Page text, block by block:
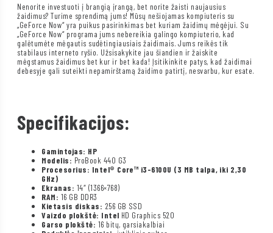
Nenorite investuoti į brangią įrangą, bet norite žaisti naujausius
žaidimus? Turime sprendimą jums! Mūsų nešiojamas kompiuteris su
„GeForce Now“ yra puikus pasirinkimas bet kuriam žaidimų mėgėjui. Su
„GeForce Now“ programa jums nebereikia galingo kompiuterio, kad
galėtumėte mėgautis sudėtingiausiais žaidimais. Jums reikės tik
stabilaus interneto ryšio. Užsisakykite jau šiandien ir žaiskite
mėgstamus žaidimus bet kur ir bet kada! Įsitikinkite patys, kad žaidimai
debesyje gali suteikti nepamirštamą žaidimo patirtį, nesvarbu, kur esate.
Specifikacijos:
Gamintojas: HP
Modelis: ProBook 440 G3
Procesorius: Intel® Core™ i3-6100U (3 MB talpa, iki 2,30
GHz)
Ekranas: 14″ (1366×768)
RAM: 16 GB DDR3
Kietasis diskas: 256 GB SSD
Vaizdo plokštė: Intel HD Graphics 520
Garso plokštė: 16 bitų, garsiakalbiai